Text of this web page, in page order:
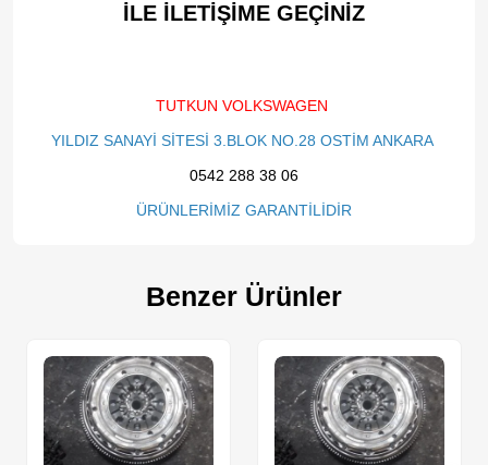
İLE İLETİŞİME GEÇİNİZ​
TUTKUN VOLKSWAGEN
YILDIZ SANAYİ SİTESİ 3.BLOK NO.28 OSTİM ANKARA
0542 288 38 06
ÜRÜNLERİMİZ GARANTİLİDİR
Benzer Ürünler